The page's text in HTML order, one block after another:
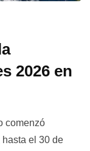
2026 en
comenzó
el 30 de